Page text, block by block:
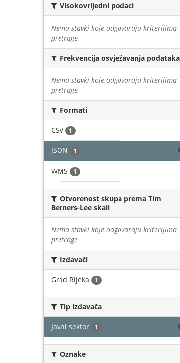
Visokovrijedni podaci
Nema stavki koje odgovaraju kriterijima
pretrage
Frekvencija osvježavanja podataka
Nema stavki koje odgovaraju kriterijima
pretrage
Formati
CSV 1
JSON 1
WMS 1
Otvorenost skupa prema Tim
Berners-Lee skali
Nema stavki koje odgovaraju kriterijima
pretrage
Izdavači
Grad Rijeka 1
Tip izdavača
Javni sektor 1
Oznake